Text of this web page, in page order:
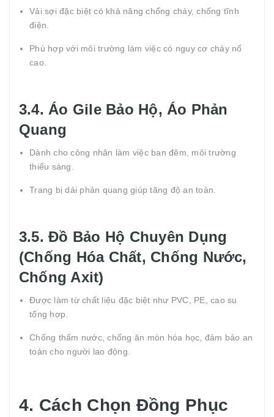
Vải sợi đặc biệt có khả năng chống cháy, chống tĩnh
điện.
Phù hợp với môi trường làm việc có nguy cơ cháy nổ
cao.
3.4. Áo Gile Bảo Hộ, Áo Phản
Quang
Dành cho công nhân làm việc ban đêm, môi trường
thiếu sáng.
Trang bị dải phản quang giúp tăng độ an toàn.
3.5. Đồ Bảo Hộ Chuyên Dụng
(Chống Hóa Chất, Chống Nước,
Chống Axit)
Được làm từ chất liệu đặc biệt như PVC, PE, cao su
tổng hợp.
Chống thấm nước, chống ăn mòn hóa học, đảm bảo an
toàn cho người lao động.
4. Cách Chọn Đồng Phục